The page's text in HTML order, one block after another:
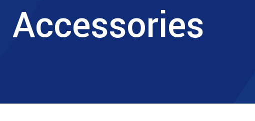
Accessories